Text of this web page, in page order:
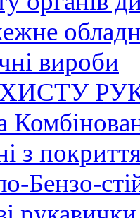
вироби
з
Бензо-